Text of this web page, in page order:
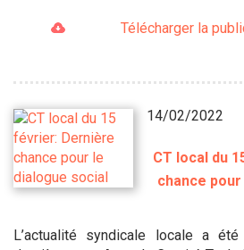
Télécharger la
14/02/2022
CT local du
chance
L’actualité syndicale locale a